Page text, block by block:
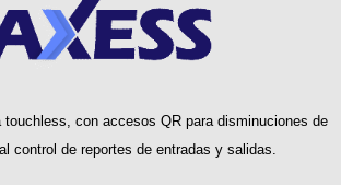
con accesos QR para disminuciones de
control de reportes de entradas y salidas.